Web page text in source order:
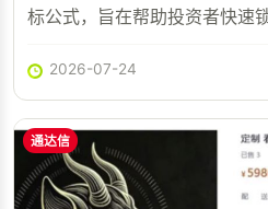
标公式，旨在帮助投资者快速
2026-07-24
通达信